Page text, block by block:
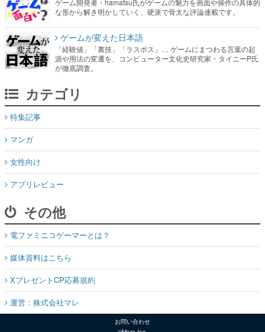
「経験値」「裏技」「ラスボス」… ゲームにまつわる言葉の起
源や用法の変遷を、コンピューター文化史研究家・タイニーP氏
カテゴリ
マンガ
女性向け
アプリレビュー
その他
電ファミニコゲーマーとは？
媒体資料はこちら
XプレゼントCP応募規約
運営：株式会社マレ